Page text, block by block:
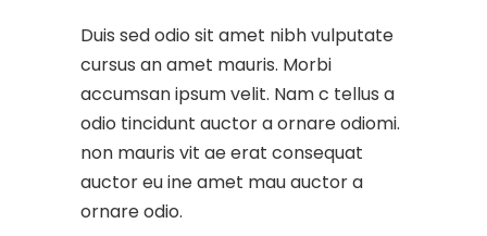
Duis sed odio sit amet nibh vulputate
cursus an amet mauris. Morbi
accumsan ipsum velit. Nam c tellus a
odio tincidunt auctor a ornare odiomi.
non mauris vit ae erat consequat
auctor eu ine amet mau auctor a
ornare odio.